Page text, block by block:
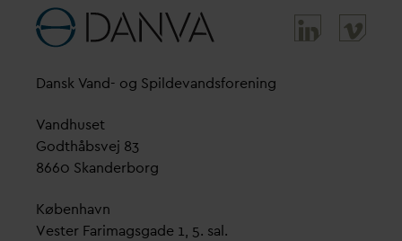
Dansk Vand- og Spildevandsforening
Vandhuset
Godthåbsvej 83
8660 Skanderborg
København
Vester Farimagsgade 1, 5. sal.